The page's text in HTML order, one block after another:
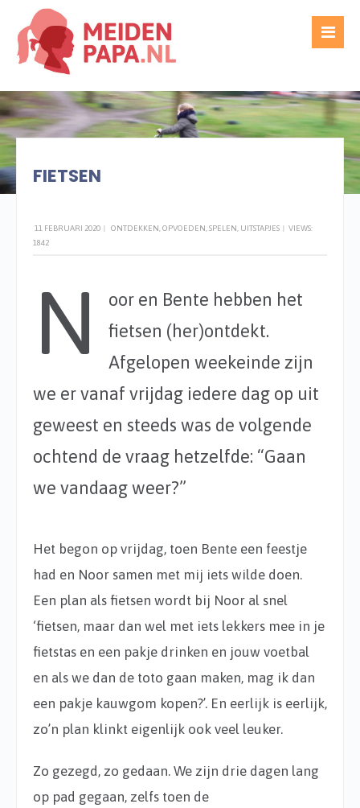
FIETSEN
11 FEBRUARI 2020 ONTDEKKEN,OPVOEDEN,SPELEN, UITSTAPJES
VIEWS:
1842
N
oor en Bente hebben het
fietsen (her)ontdekt.
Afgelopen weekeinde zijn
we er vanaf vrijdag iedere dag op uit
geweest en steeds was de volgende
ochtend de vraag hetzelfde: “Gaan
we vandaag weer?”
Het begon op vrijdag, toen Bente een feestje
had en Noor samen met mij iets wilde doen.
Een plan als fietsen wordt bij Noor al snel
‘fietsen, maar dan wel met iets lekkers mee in je
fietstas en een pakje drinken en jouw voetbal
en als we dan de toto gaan maken, mag ik dan
een pakje kauwgom kopen?’. En eerlijk is eerlijk,
zo’n plan klinkt eigenlijk ook veel leuker.
Zo gezegd, zo gedaan. We zijn drie dagen lang
op pad gegaan, zelfs toen de